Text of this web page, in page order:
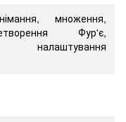
множення,
Фур'є,